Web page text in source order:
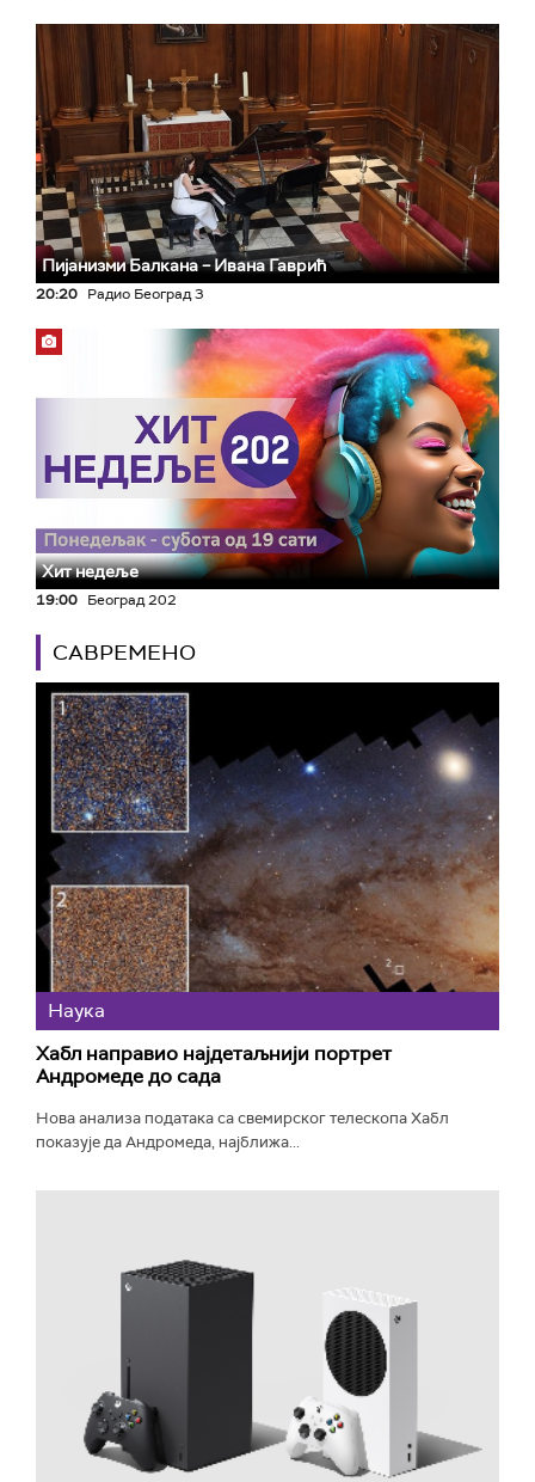
Пијанизми Балкана – Ивана Гаврић
20:20 Радио Београд 3
Хит недеље
19:00 Београд 202
САВРЕМЕНО
Наука
Хабл направио најдетаљнији портрет
Андромеде до сада
Нова анализа података са свемирског телескопа Хабл
показује да Андромеда, најближа...